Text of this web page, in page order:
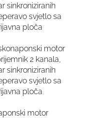
sinkroniziranih
svjetlo sa
ploča
motor
2 kanala,
sinkroniziranih
svjetlo sa
ploča
motor